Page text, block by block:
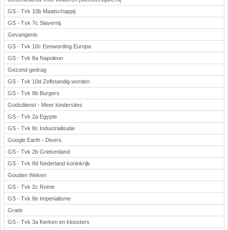
GS - Tvk 10b Maatschappij
GS - Tvk 7c Slavernij
Gevangenis
GS - Tvk 10c Eenwording Europa
GS - Tvk 8a Napoleon
Gezond gedrag
GS - Tvk 10d Zelfstandig worden
GS - Tvk 8b Burgers
Godsdienst - Meer kindersites
GS - Tvk 2a Egypte
GS - Tvk 8c Industrialisatie
Google Earth - Divers
GS - Tvk 2b Griekenland
GS - Tvk 8d Nederland koninkrijk
Gouden Weken
GS - Tvk 2c Rome
GS - Tvk 8e Imperialisme
Gratis
GS - Tvk 3a Kerken en kloosters